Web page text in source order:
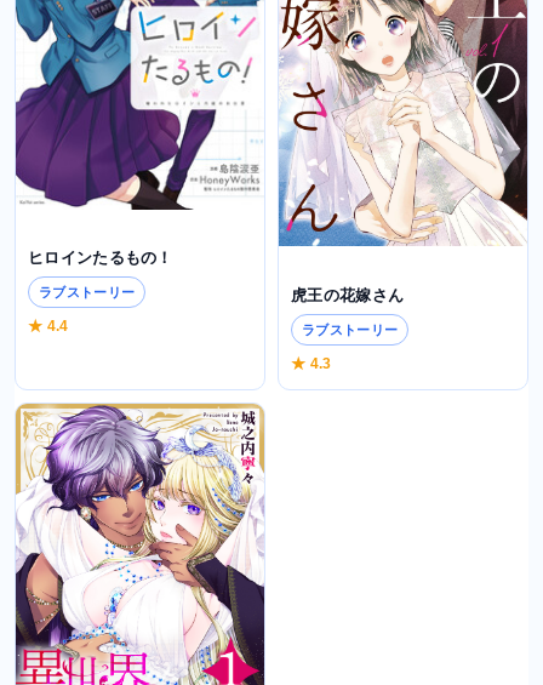
ヒロインたるもの！
ラブストーリー
★ 4.4
虎王の花嫁さん
ラブストーリー
★ 4.3